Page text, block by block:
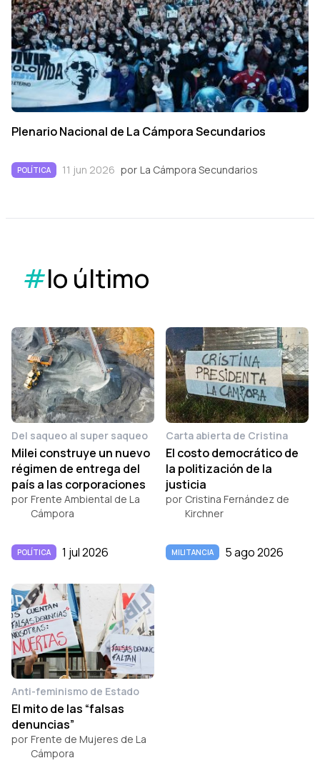
Plenario Nacional de La Cámpora Secundarios
POLÍTICA 11 jun 2026 por La Cámpora Secundarios
#lo último
Del saqueo al super saqueo
Milei construye un nuevo
régimen de entrega del
país a las corporaciones
por Frente Ambiental de La
Cámpora
POLÍTICA 1 jul 2026
Carta abierta de Cristina
El costo democrático de
la politización de la
justicia
por Cristina Fernández de
Kirchner
MILITANCIA 5 ago 2026
Anti-feminismo de Estado
El mito de las “falsas
denuncias”
por Frente de Mujeres de La
Cámpora